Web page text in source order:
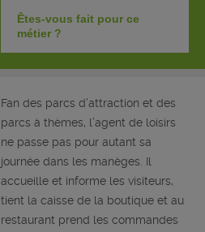
Êtes-vous fait pour ce
métier ?
Fan des parcs d’attraction et des
parcs à thèmes, l’agent de loisirs
ne passe pas pour autant sa
journée dans les manèges. Il
accueille et informe les visiteurs,
tient la caisse de la boutique et au
restaurant prend les commandes